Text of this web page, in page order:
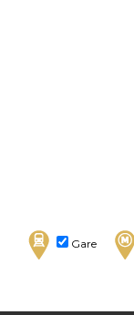
Gare